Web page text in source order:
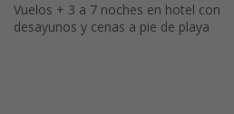
Vuelos + 3 a 7 noches en hotel con
desayunos y cenas a pie de playa